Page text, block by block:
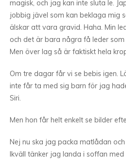
magisk, och jag kan inte sluta le.
jobbig jävel som kan beklaga mig
älskar att vara gravid. Haha. Min
och det är bara några få leder
Men över lag så är faktiskt hela
Om tre dagar får vi se bebis igen.
inte får ta med sig barn för jag
Siri.
Men hon får helt enkelt se bilder
Nej nu ska jag packa matlådan
Ikväll tänker jag landa i soffan